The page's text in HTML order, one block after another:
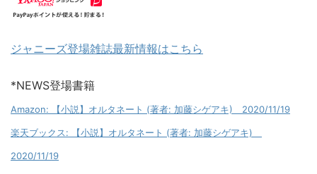
ジャニーズ登場雑誌最新情報はこちら
*NEWS登場書籍
Amazon: 【小説】オルタネート (著者: 加藤シゲアキ) 2020/11/19
楽天ブックス: 【小説】オルタネート (著者: 加藤シゲアキ)
2020/11/19